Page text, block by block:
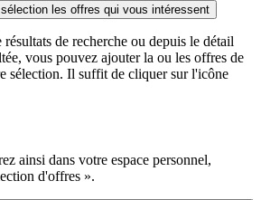
les offres qui vous intéressent
de recherche ou depuis le détail
vous pouvez ajouter la ou les offres de
sélection. Il suffit de cliquer sur l'icône
ainsi dans votre espace personnel,
d'offres ».